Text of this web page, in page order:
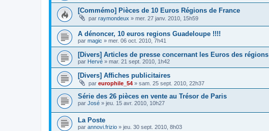
[Commémo] Pièces de 10 Euros Régions de France
par raymondeux » mer. 27 janv. 2010, 15h59
A dénoncer, 10 euros regions Guadeloupe !!!!
par magic » mer. 06 oct. 2010, 7h41
[Divers] Articles de presse concernant les Euros des régions
par Hervé » mar. 21 sept. 2010, 1h42
[Divers] Affiches publicitaires
par europhile_54 » sam. 25 sept. 2010, 22h37
Série des 26 pièces en vente au Trésor de Paris
par José » jeu. 15 avr. 2010, 10h27
La Poste
par annovi.frizio » jeu. 30 sept. 2010, 8h03